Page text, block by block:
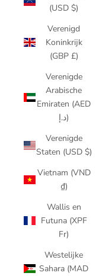
(USD $)
Verenigd
Koninkrijk
(GBP £)
Verenigde
Arabische
Emiraten (AED
د.إ)
Verenigde
Staten (USD $)
Vietnam (VND
₫)
Wallis en
Futuna (XPF
Fr)
Westelijke
Sahara (MAD